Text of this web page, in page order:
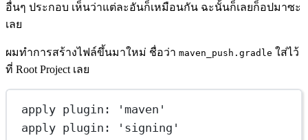
อื่นๆ ประกอบ เห็นว่าแต่ละอันก็เหมือนกัน ฉะนั้นก็เลยก็อปมาซะ
เลย
ผมทำการสร้างไฟล์ขึ้นมาใหม่ ชื่อว่า maven_push.gradle ใส่ไว้
ที่ Root Project เลย
apply plugin :
'maven'
apply plugin : 'signing'